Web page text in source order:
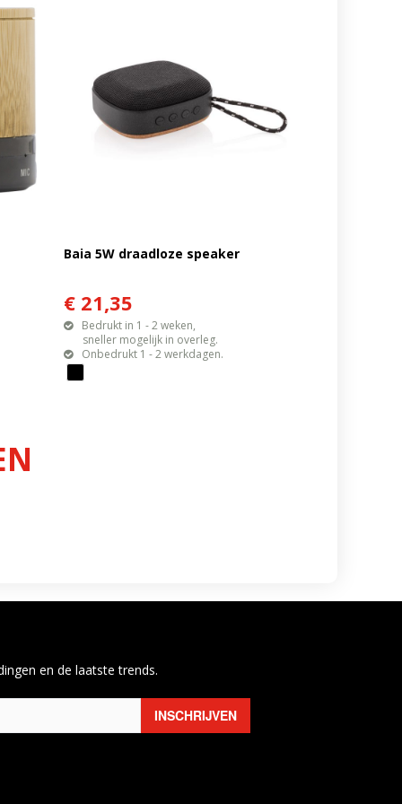
Baia 5W draadloze speaker
€ 21,35
Bedrukt in 1 - 2 weken,
sneller mogelijk in overleg.
Onbedrukt 1 - 2 werkdagen.
en de laatste trends.